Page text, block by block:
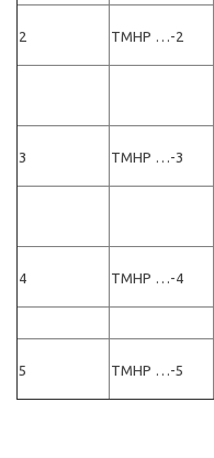
2 TMHP …-2
3 TMHP …-3
4 TMHP …-4
5 TMHP …-5